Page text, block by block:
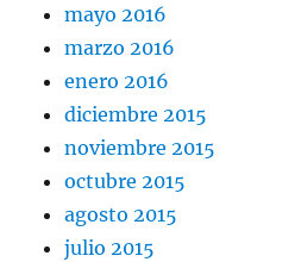
mayo 2016
marzo 2016
enero 2016
diciembre 2015
noviembre 2015
octubre 2015
agosto 2015
julio 2015